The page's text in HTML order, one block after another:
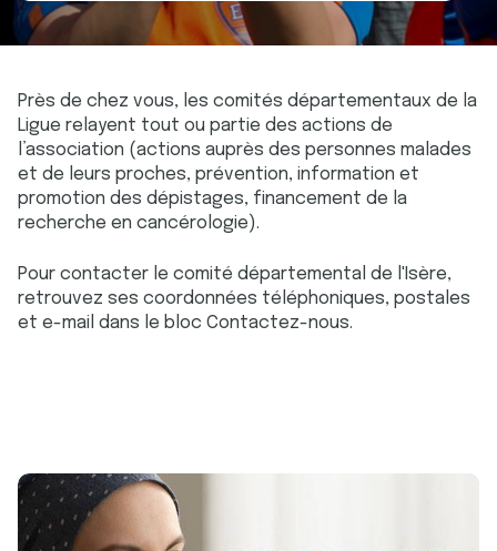
Près de chez vous, les comités départementaux de la
Ligue relayent tout ou partie des actions de
l’association (actions auprès des personnes malades
et de leurs proches, prévention, information et
promotion des dépistages, financement de la
recherche en cancérologie).
Pour contacter le comité départemental de l'Isère,
retrouvez ses coordonnées téléphoniques, postales
et e-mail dans le bloc Contactez-nous.